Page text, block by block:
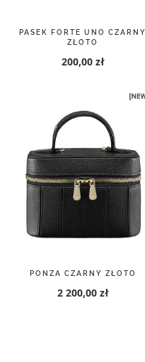
PASEK FORTE UNO CZARNY
ZŁOTO
200,00 zł
PONZA CZARNY ZŁOTO
2 200,00 zł